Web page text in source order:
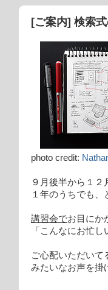
[ご案内] 検索
photo credit:
９月後半から１２
１年のうちでも、
講習会でお目にか
「こんなにお忙
ご心配いただいて
みたいなお声を掛